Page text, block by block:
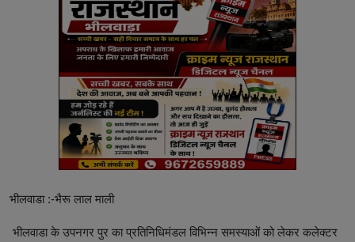
भीलवाडा :-भैरू लाल माली
भीलवाडा के उपनगर पुर का प्रतिनिधिमंडल विभिन्न समस्याओं को लेकर कलेक्टर